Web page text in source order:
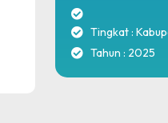
Tingkat :
Tahun : 2025